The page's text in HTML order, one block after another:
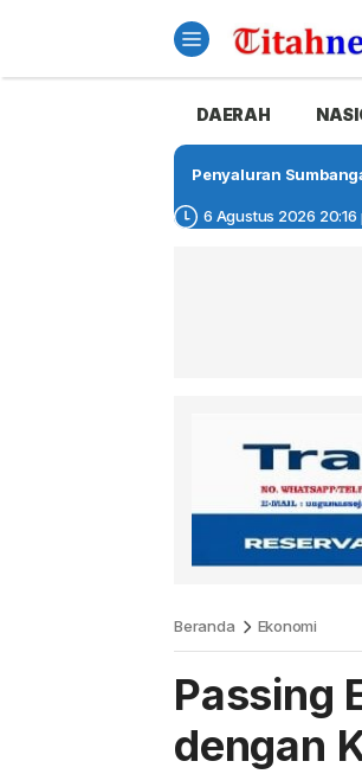
DAERAH
Penyaluran
6 Agustus 2026 20:16
Beranda Ekonomi
Passing
dengan